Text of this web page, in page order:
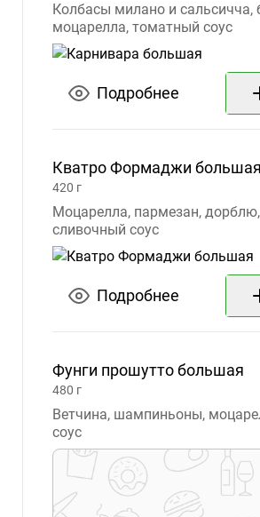
Telegram
cosmiksp
Телефон
(495)
54-
Колбасы милано и сальсичча,
моцарелла, томатный соус
Подробнее
Кватро Формаджи большая
420 г
Моцарелла, пармезан,
сливочный соус
Подробнее
Фунги прошуттобольшая
480 г
Ветчина, шампиньоны,
соус